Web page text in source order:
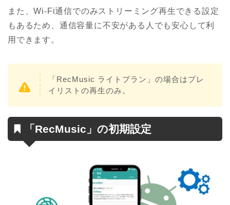
また、Wi-Fi通信でのみストリーミング再生できる設定
もあるため、通信容量に不安がある人でも安心して利
用できます。
「RecMusic ライトプラン」の場合はプレ
イリストの再生のみ。
「RecMusic」の初期設定